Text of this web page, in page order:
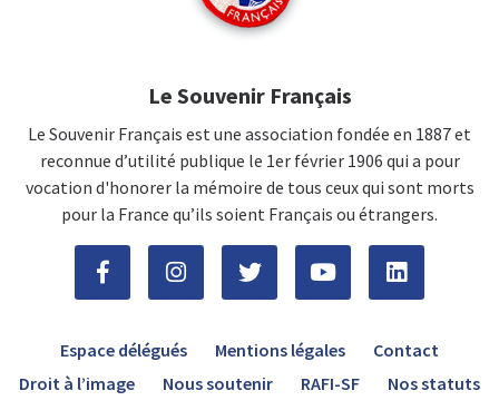
Le Souvenir Français
Le Souvenir Français est une association fondée en 1887 et
reconnue d’utilité publique le 1er février 1906 qui a pour
vocation d'honorer la mémoire de tous ceux qui sont morts
pour la France qu’ils soient Français ou étrangers.
Espace délégués Mentions légales
Contact
Droit à l’image
Nous soutenir RAFI-SF Nos statuts